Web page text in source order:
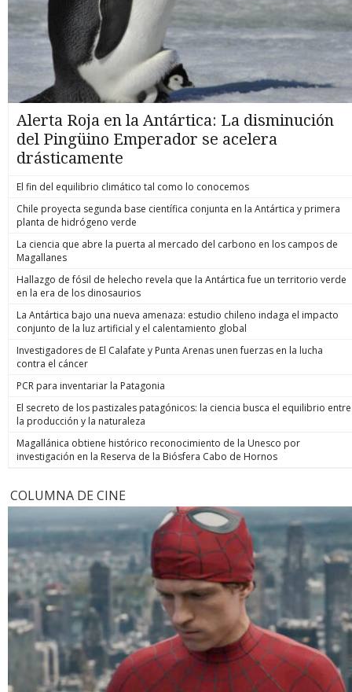
Alerta Roja en la Antártica: La disminución
del Pingüino Emperador se acelera
drásticamente
El fin del equilibrio climático tal como lo conocemos
Chile proyecta segunda base científica conjunta en la Antártica y primera
planta de hidrógeno verde
La ciencia que abre la puerta al mercado del carbono en los campos de
Magallanes
Hallazgo de fósil de helecho revela que la Antártica fue un territorio verde
en la era de los dinosaurios
La Antártica bajo una nueva amenaza: estudio chileno indaga el impacto
conjunto de la luz artificial y el calentamiento global
Investigadores de El Calafate y Punta Arenas unen fuerzas en la lucha
contra el cáncer
PCR para inventariar la Patagonia
El secreto de los pastizales patagónicos: la ciencia busca el equilibrio entre
la producción y la naturaleza
Magallánica obtiene histórico reconocimiento de la Unesco por
investigación en la Reserva de la Biósfera Cabo de Hornos
COLUMNA DE CINE